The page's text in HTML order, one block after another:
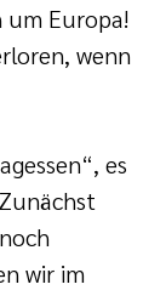
um Europa!
wenn
es
wir im